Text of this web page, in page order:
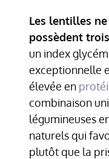
Les lentilles
possèdent
un index
exceptionnelle
élevée en
combinaison
légumineuses
naturels qui
plutôt que la